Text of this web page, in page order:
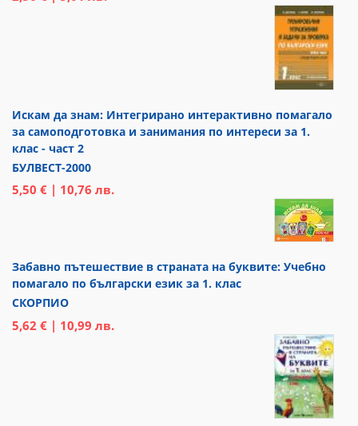
Искам да знам: Интегрирано интерактивно помагало
за самоподготовка и занимания по интереси за 1.
клас - част 2
БУЛВЕСТ-2000
5,50 € | 10,76 лв.
Забавно пътешествие в страната на буквите: Учебно
помагало по български език за 1. клас
СКОРПИО
5,62 € | 10,99 лв.